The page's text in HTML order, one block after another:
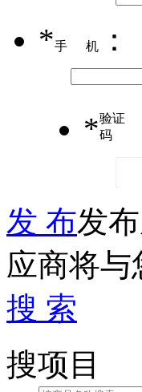
*手机 ：
*验证
码
发 布发
应商将与
搜 索
搜项目